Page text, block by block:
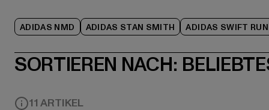
ADIDAS NMD ADIDAS STAN SMITH ADIDAS SWIFT RUN
SORTIEREN NACH:
11 ARTIKEL